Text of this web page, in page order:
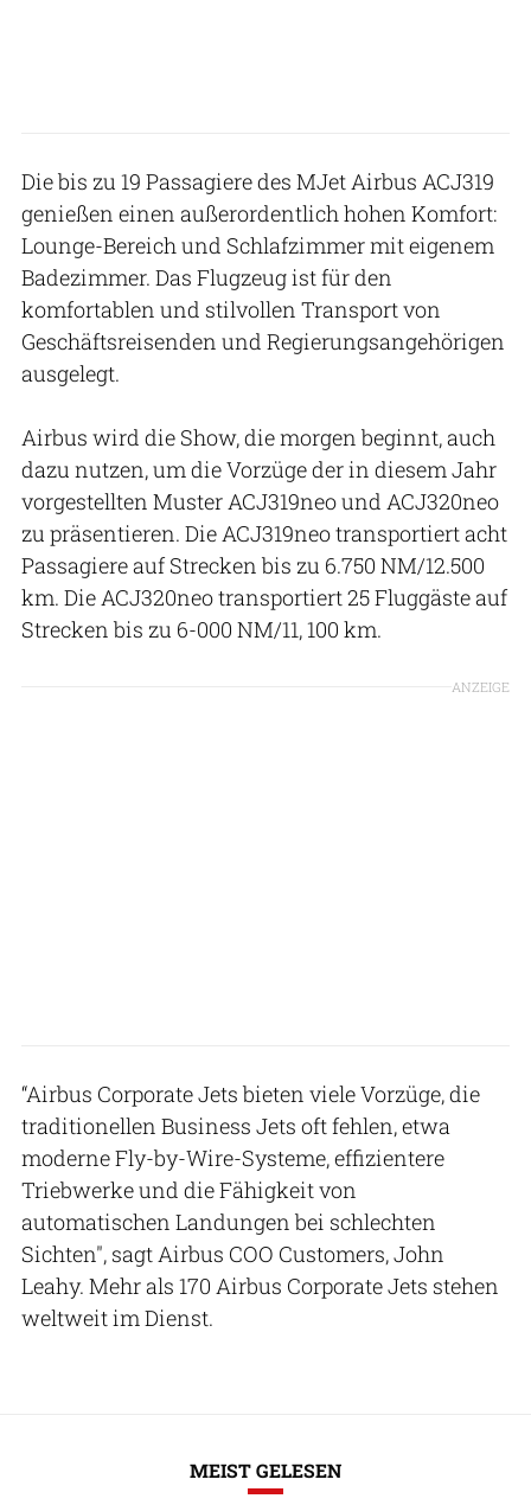
Die bis zu 19 Passagiere des MJet Airbus ACJ319
genießen einen außerordentlich hohen Komfort:
Lounge-Bereich und Schlafzimmer mit eigenem
Badezimmer. Das Flugzeug ist für den
komfortablen und stilvollen Transport von
Geschäftsreisenden und Regierungsangehörigen
ausgelegt.
Airbus wird die Show, die morgen beginnt, auch
dazu nutzen, um die Vorzüge der in diesem Jahr
vorgestellten Muster ACJ319neo und ACJ320neo
zu präsentieren. Die ACJ319neo transportiert acht
Passagiere auf Strecken bis zu 6.750 NM/12.500
km. Die ACJ320neo transportiert 25 Fluggäste auf
Strecken bis zu 6-000 NM/11, 100 km.
ANZEIGE
“Airbus Corporate Jets bieten viele Vorzüge, die
traditionellen Business Jets oft fehlen, etwa
moderne Fly-by-Wire-Systeme, effizientere
Triebwerke und die Fähigkeit von
automatischen Landungen bei schlechten
Sichten", sagt Airbus COO Customers, John
Leahy. Mehr als 170 Airbus Corporate Jets stehen
weltweit im Dienst.
MEIST GELESEN